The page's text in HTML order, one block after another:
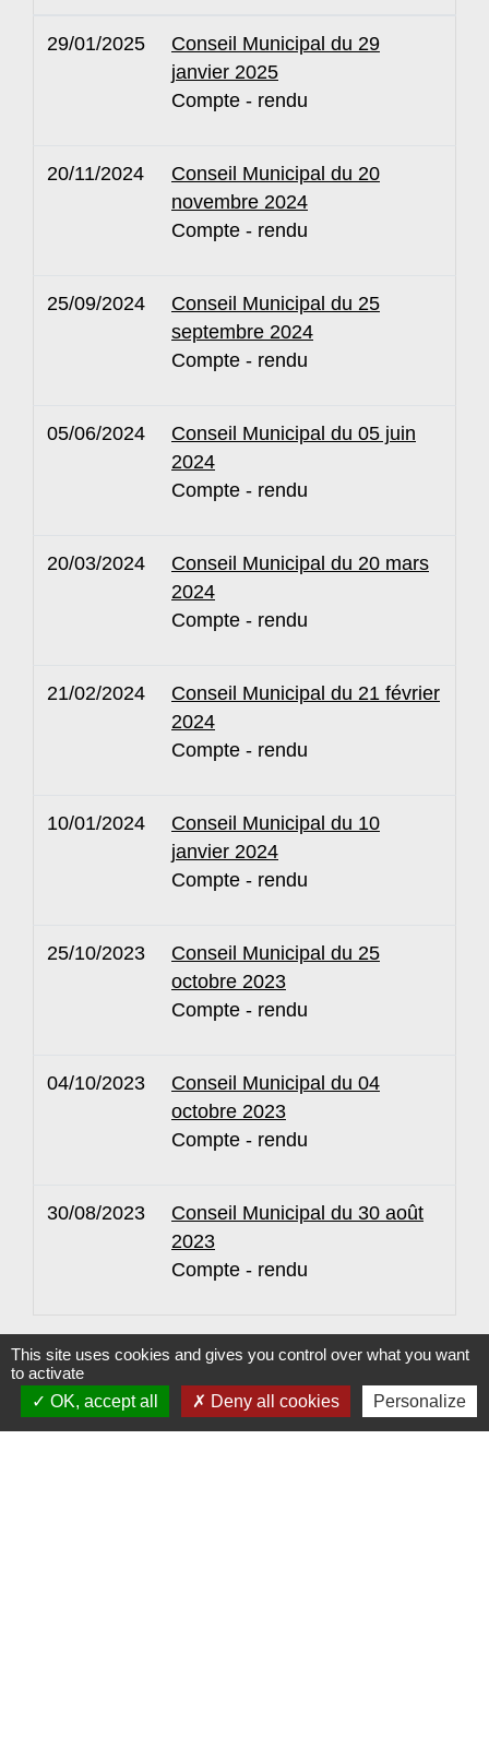
29/01/2025
Conseil Municipal du 29
janvier 2025
Compte - rendu
20/11/2024
Conseil Municipal du 20
novembre 2024
Compte - rendu
25/09/2024
Conseil Municipal du 25
septembre 2024
Compte - rendu
05/06/2024
Conseil Municipal du 05 juin
2024
Compte - rendu
20/03/2024
Conseil Municipal du 20 mars
2024
Compte - rendu
21/02/2024
Conseil Municipal du 21 février
2024
Compte - rendu
10/01/2024
Conseil Municipal du 10
janvier 2024
Compte - rendu
25/10/2023
Conseil Municipal du 25
octobre 2023
Compte - rendu
04/10/2023
Conseil Municipal du 04
octobre 2023
Compte - rendu
30/08/2023
Conseil Municipal du 30 août
2023
Compte - rendu
1 -2 -3 -4 -5 -6 -7 -8
This site uses cookies and gives you control over what you want
to activate
OK, accept all
Deny all cookies Personalize